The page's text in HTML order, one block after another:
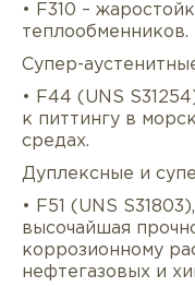
• F310 –
теплообменников.
Супер-
• F44 (UNS
к питтингу в
средах.
Дуплексные и
• F51 (UNS
высочайшая
коррозионному
нефтегазовых и